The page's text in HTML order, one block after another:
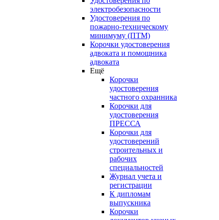
электробезопасности
Удостоверения по
пожарно-техническому
минимуму (ПТМ)
Корочки удостоверения
адвоката и помощника
адвоката
Ещё
Корочки
удостоверения
частного охранника
Корочки для
удостоверения
ПРЕССА
Корочки для
удостоверений
строительных и
рабочих
специальностей
Журнал учета и
регистрации
К дипломам
выпускника
Корочки